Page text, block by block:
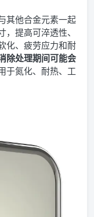
其他合金元素一起
提高可淬透性、
化、疲劳应力和耐
除处理期间可能会
于氮化、耐热、工